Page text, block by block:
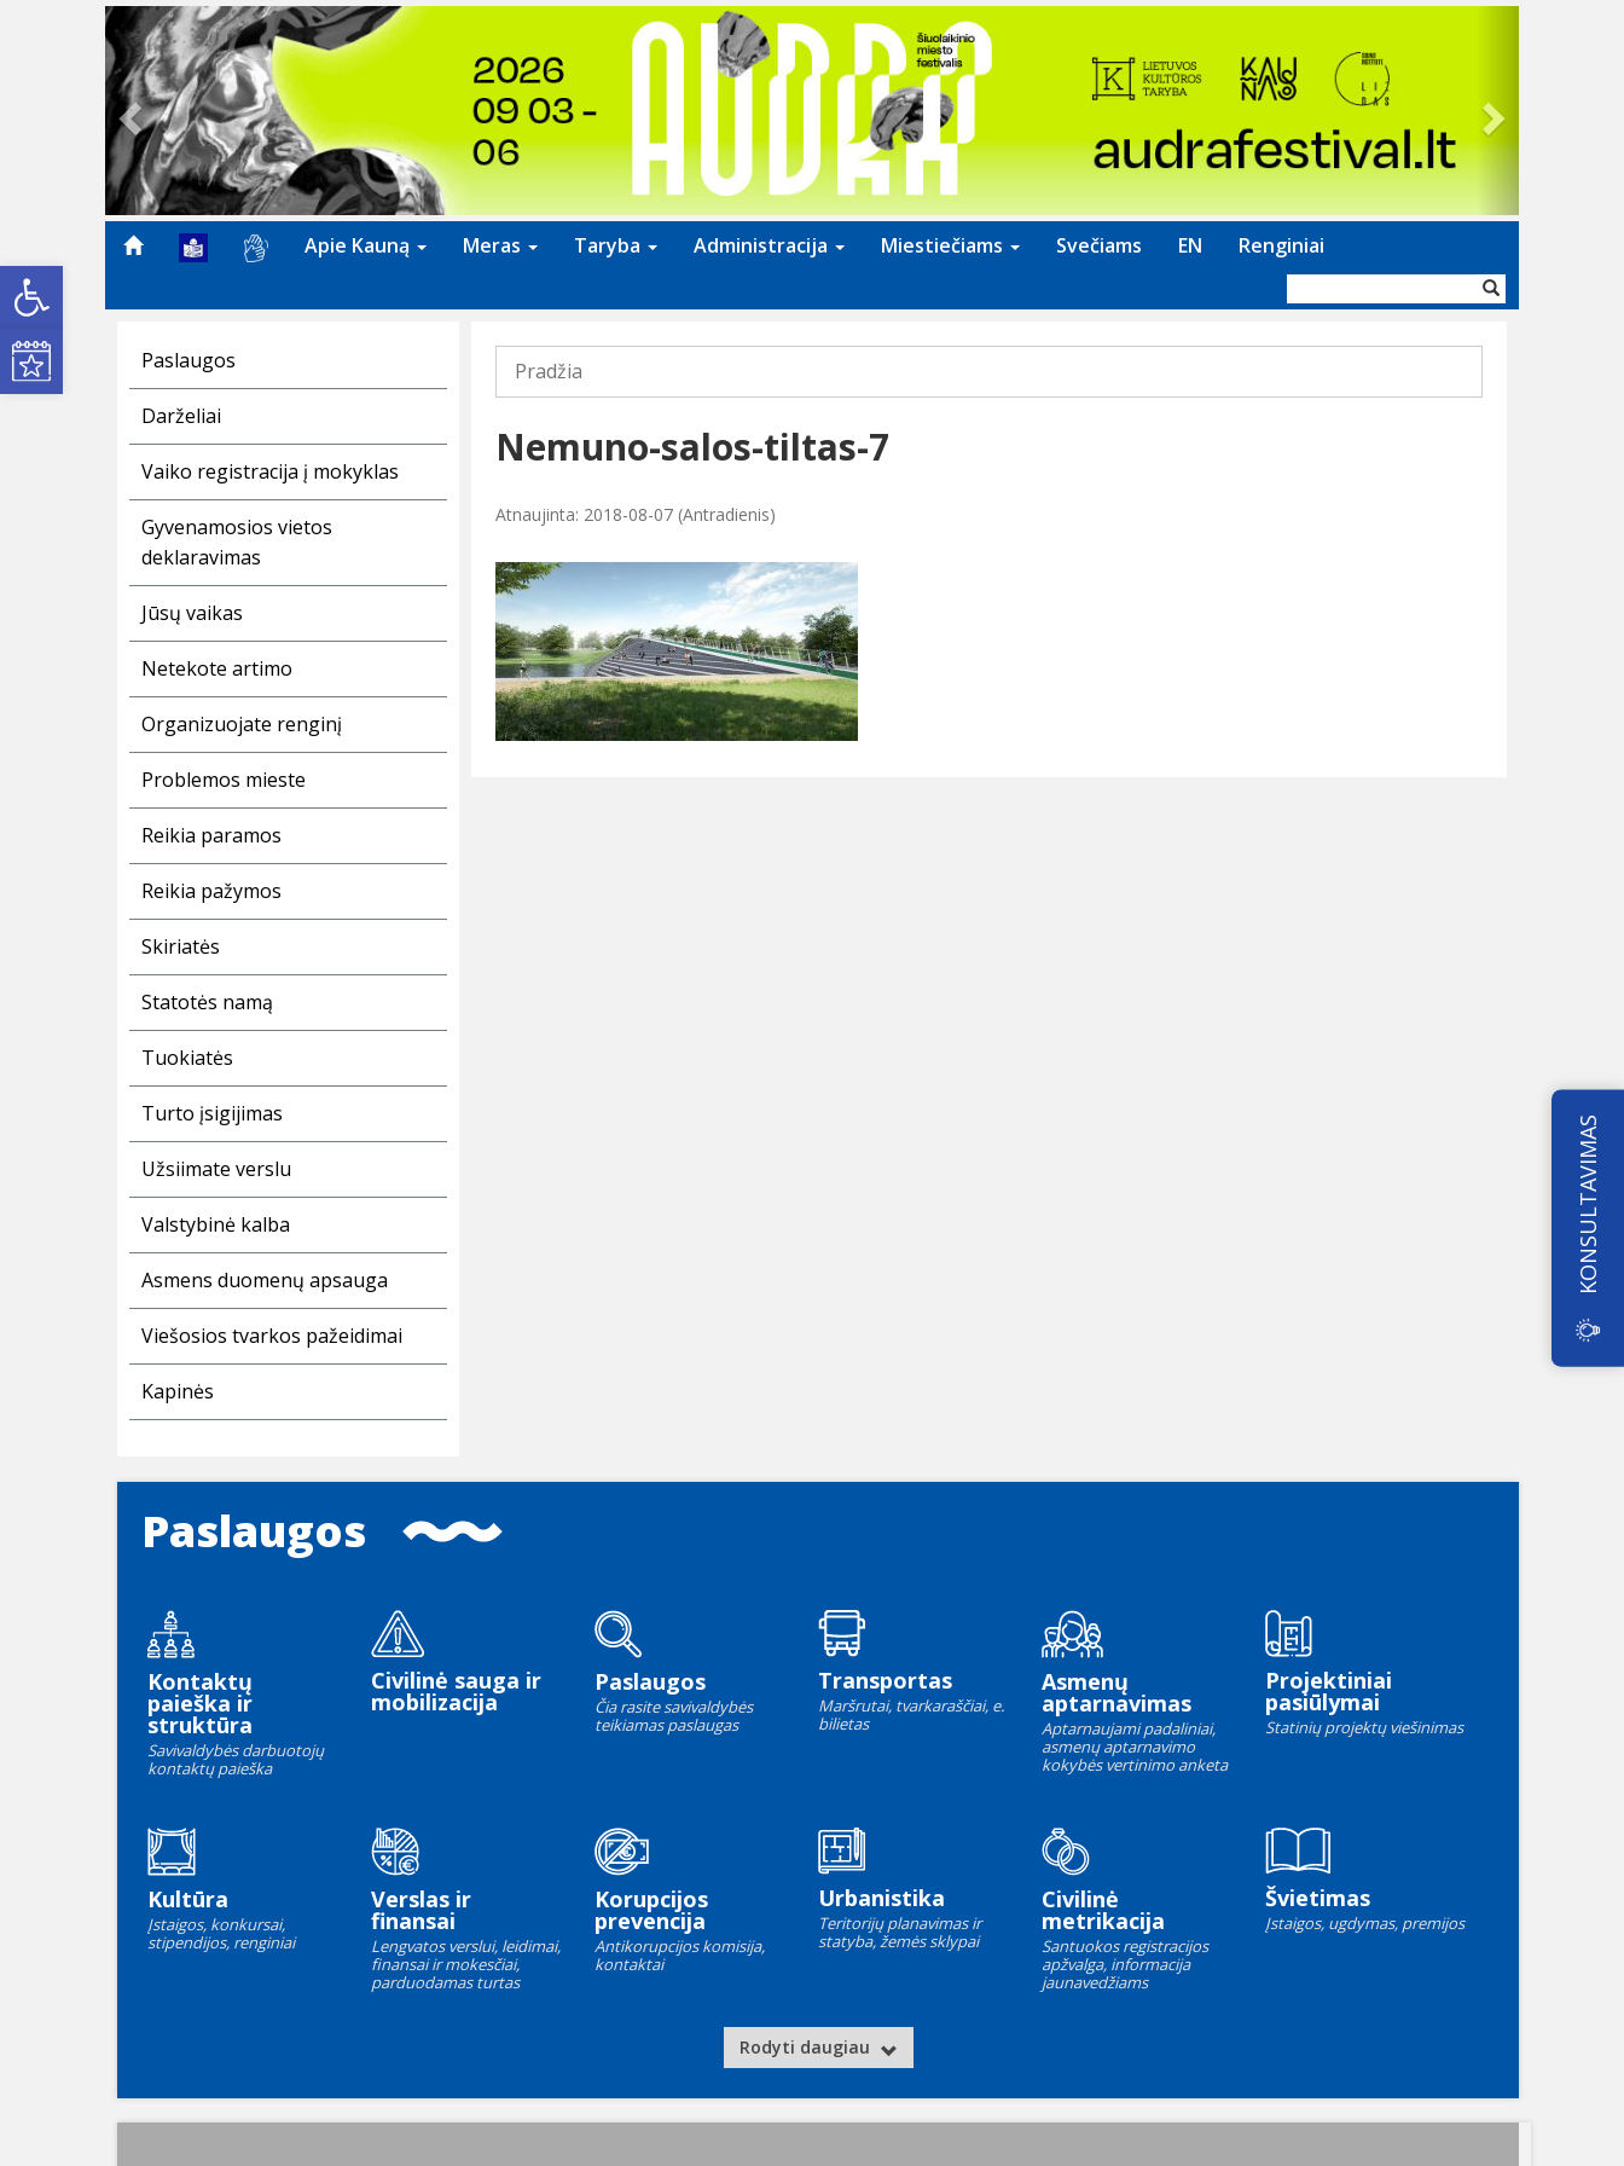
Open toolbar
Kultūros renginiai
Previous
Apie Kauną Meras Taryba Administracija Miestiečiams Svečiams EN Renginiai
forma
Paslaugos
Darželiai
Vaiko registracija į mokyklas
Gyvenamosios vietos
deklaravimas
Jūsų vaikas
Netekote artimo
Organizuojate renginį
Problemos mieste
Reikia paramos
Reikia pažymos
Skiriatės
Statotės namą
Tuokiatės
Turto įsigijimas
Užsiimate verslu
Valstybinė kalba
Asmens duomenų apsauga
Viešosios tvarkos pažeidimai
Kapinės
Pradžia
Nemuno-salos-tiltas-7
Atnaujinta: 2018-08-07 (Antradienis)
Paslaugos
Kontaktų
paieška ir
struktūra
Savivaldybės darbuotojų
kontaktų paieška
Civilinė sauga ir
mobilizacija
Paslaugos
Čia rasite savivaldybės
teikiamas paslaugas
Transportas
Maršrutai, tvarkaraščiai, e.
bilietas
Asmenų
aptarnavimas
Aptarnaujami padaliniai,
asmenų aptarnavimo
kokybės vertinimo anketa
Projektiniai
pasiūlymai
Statinių projektų viešinimas
Kultūra
Įstaigos, konkursai,
stipendijos, renginiai
Verslas ir
finansai
Lengvatos verslui, leidimai,
finansai ir mokesčiai,
parduodamas turtas
Korupcijos
prevencija
Antikorupcijos komisija,
kontaktai
Urbanistika
Teritorijų planavimas ir
statyba, žemės sklypai
Civilinė
metrikacija
Santuokos registracijos
apžvalga, informacija
jaunavedžiams
Švietimas
Įstaigos, ugdymas, premijos
Rodyti daugiau
KONSULTAVIMAS